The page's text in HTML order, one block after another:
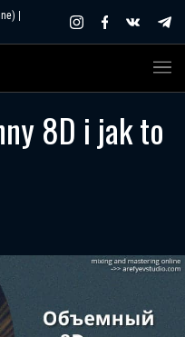
|
8D i jak to